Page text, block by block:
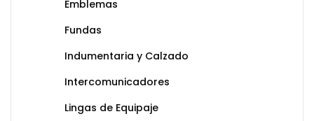
Emblemas
Fundas
Indumentaria y Calzado
Intercomunicadores
Lingas de Equipaje